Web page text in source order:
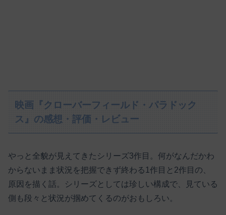
映画『クローバーフィールド・パラドック
ス』の感想・評価・レビュー
やっと全貌が見えてきたシリーズ3作目。何がなんだかわ
からないまま状況を把握できず終わる1作目と2作目の、
原因を描く話。シリーズとしては珍しい構成で、見ている
側も段々と状況が掴めてくるのがおもしろい。